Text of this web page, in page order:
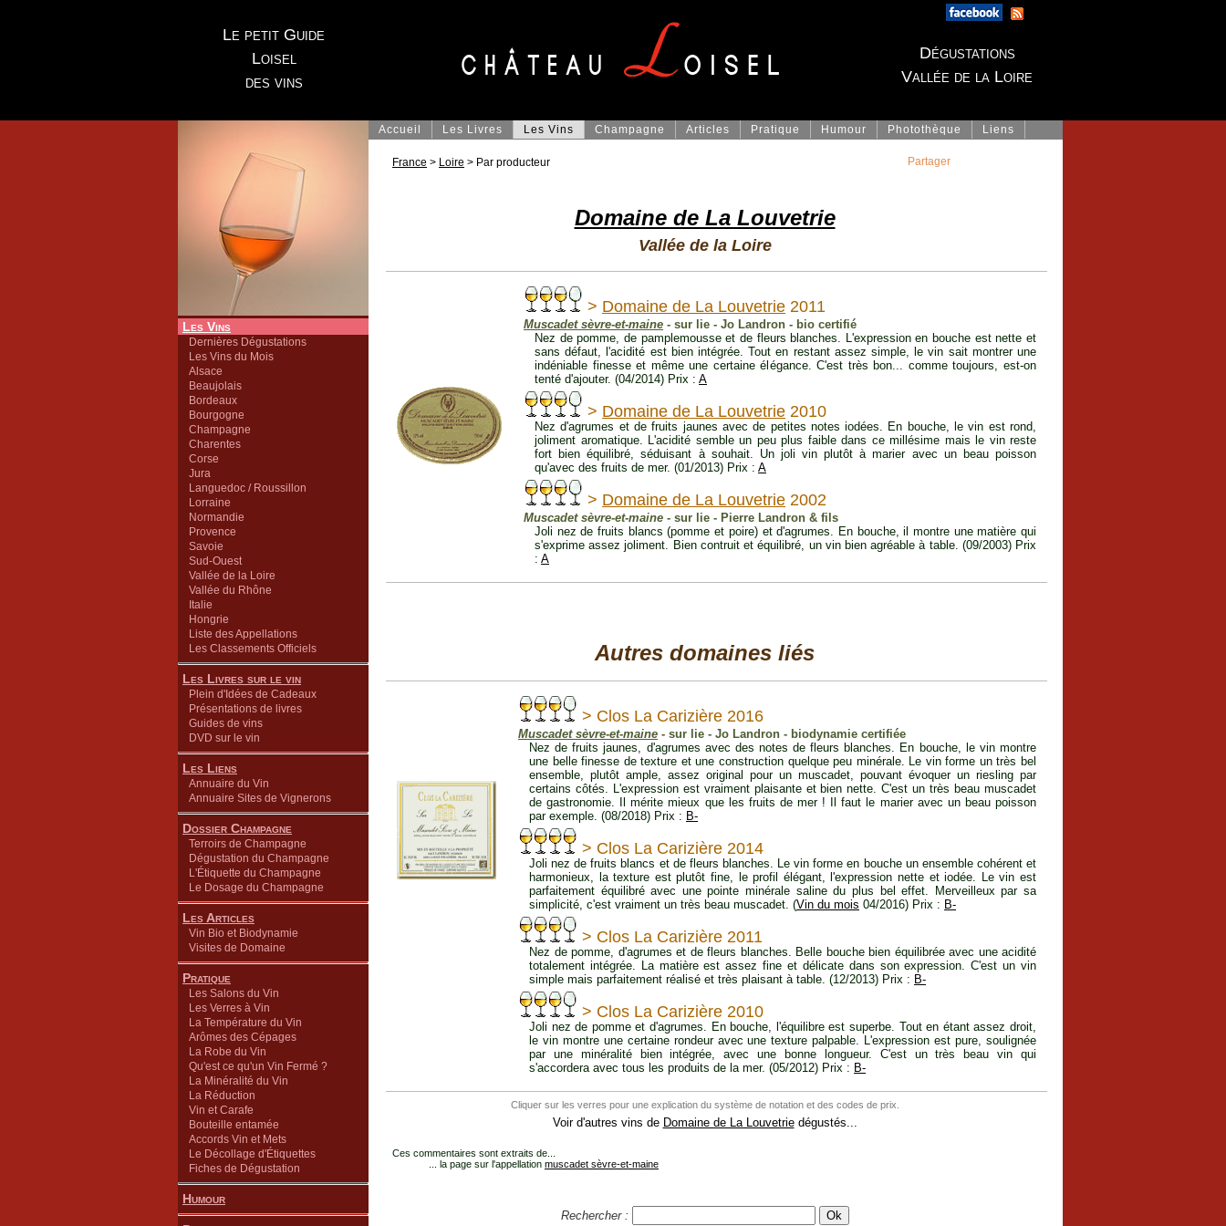
Le petit Guide
Loisel
des vins
Dégustations
Vallée de la Loire
Les Vins
Dernières Dégustations
Les Vins du Mois
Alsace
Beaujolais
Bordeaux
Bourgogne
Champagne
Charentes
Corse
Jura
Languedoc / Roussillon
Lorraine
Normandie
Provence
Savoie
Sud-Ouest
Vallée de la Loire
Vallée du Rhône
Italie
Hongrie
Liste des Appellations
Les Classements Officiels
Les Livres sur le vin
Plein d'Idées de Cadeaux
Présentations de livres
Guides de vins
DVD sur le vin
Les Liens
Annuaire du Vin
Annuaire Sites de Vignerons
Dossier Champagne
Terroirs de Champagne
Dégustation du Champagne
L'Étiquette du Champagne
Le Dosage du Champagne
Les Articles
Vin Bio et Biodynamie
Visites de Domaine
Pratique
Les Salons du Vin
Les Verres à Vin
La Température du Vin
Arômes des Cépages
La Robe du Vin
Qu'est ce qu'un Vin Fermé ?
La Minéralité du Vin
La Réduction
Vin et Carafe
Bouteille entamée
Accords Vin et Mets
Le Décollage d'Étiquettes
Fiches de Dégustation
Humour
Accueil Les Livres Les Vins Champagne Articles Pratique Humour Photothèque Liens
France > Loire > Par producteur
Domaine de La Louvetrie
Vallée de la Loire
> Domaine de La Louvetrie 2011
Muscadet sèvre-et-maine - sur lie - Jo Landron - bio certifié
Nez de pomme, de pamplemousse et de fleurs blanches. L'expression en bouche est nette et
sans défaut, l'acidité est bien intégrée. Tout en restant assez simple, le vin sait montrer une
indéniable finesse et même une certaine élégance. C'est très bon... comme toujours, est-on
tenté d'ajouter. (04/2014) Prix : A
> Domaine de La Louvetrie 2010
Nez d'agrumes et de fruits jaunes avec de petites notes iodées. En bouche, le vin est rond,
joliment aromatique. L'acidité semble un peu plus faible dans ce millésime mais le vin reste
fort bien équilibré, séduisant à souhait. Un joli vin plutôt à marier avec un beau poisson
qu'avec des fruits de mer. (01/2013) Prix : A
> Domaine de La Louvetrie 2002
Muscadet sèvre-et-maine - sur lie - Pierre Landron & fils
Joli nez de fruits blancs (pomme et poire) et d'agrumes. En bouche, il montre une matière qui
s'exprime assez joliment. Bien contruit et équilibré, un vin bien agréable à table. (09/2003) Prix
: A
Autres domaines liés
> Clos La Carizière 2016
Muscadet sèvre-et-maine - sur lie - Jo Landron - biodynamie certifiée
Nez de fruits jaunes, d'agrumes avec des notes de fleurs blanches. En bouche, le vin montre
une belle finesse de texture et une construction quelque peu minérale. Le vin forme un très bel
ensemble, plutôt ample, assez original pour un muscadet, pouvant évoquer un riesling par
certains côtés. L'expression est vraiment plaisante et bien nette. C'est un très beau muscadet
de gastronomie. Il mérite mieux que les fruits de mer ! Il faut le marier avec un beau poisson
par exemple. (08/2018) Prix : B-
> Clos La Carizière 2014
Joli nez de fruits blancs et de fleurs blanches. Le vin forme en bouche un ensemble cohérent et
harmonieux, la texture est plutôt fine, le profil élégant, l'expression nette et iodée. Le vin est
parfaitement équilibré avec une pointe minérale saline du plus bel effet. Merveilleux par sa
simplicité, c'est vraiment un très beau muscadet. (Vin du mois 04/2016) Prix : B-
> Clos La Carizière 2011
Nez de pomme, d'agrumes et de fleurs blanches. Belle bouche bien équilibrée avec une acidité
totalement intégrée. La matière est assez fine et délicate dans son expression. C'est un vin
simple mais parfaitement réalisé et très plaisant à table. (12/2013) Prix : B-
> Clos La Carizière 2010
Joli nez de pomme et d'agrumes. En bouche, l'équilibre est superbe. Tout en étant assez droit,
le vin montre une certaine rondeur avec une texture palpable. L'expression est pure, soulignée
par une minéralité bien intégrée, avec une bonne longueur. C'est un très beau vin qui
s'accordera avec tous les produits de la mer. (05/2012) Prix : B-
Cliquer sur les verres pour une explication du système de notation et des codes de prix.
Voir d'autres vins de Domaine de La Louvetriedégustés...
Ces commentaires sont extraits de...
... la page sur l'appellation muscadet sèvre-et-maine
Rechercher :
Partager